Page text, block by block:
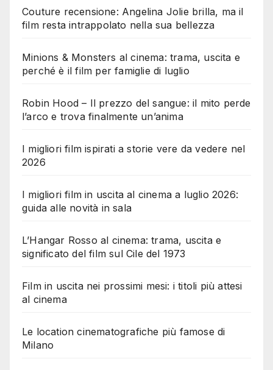
Couture recensione: Angelina Jolie brilla, ma il
film resta intrappolato nella sua bellezza
Minions & Monsters al cinema: trama, uscita e
perché è il film per famiglie di luglio
Robin Hood – Il prezzo del sangue: il mito perde
l’arco e trova finalmente un’anima
I migliori film ispirati a storie vere da vedere nel
2026
I migliori film in uscita al cinema a luglio 2026:
guida alle novità in sala
L’Hangar Rosso al cinema: trama, uscita e
significato del film sul Cile del 1973
Film in uscita nei prossimi mesi: i titoli più attesi
al cinema
Le location cinematografiche più famose di
Milano